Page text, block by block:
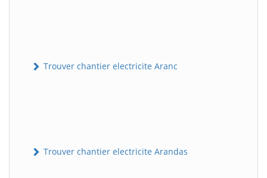
Trouver chantier electricite Aranc
Trouver chantier electricite Arandas